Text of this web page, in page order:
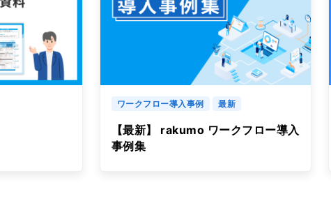
ワークフロー導入事例 最新
【最新】 rakumo ワークフロー導入
事例集